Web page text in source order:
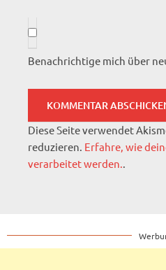
Benachrichtige mich über
Diese Seite verwendet
reduzieren. Erfahre, wie
verarbeitet werden..